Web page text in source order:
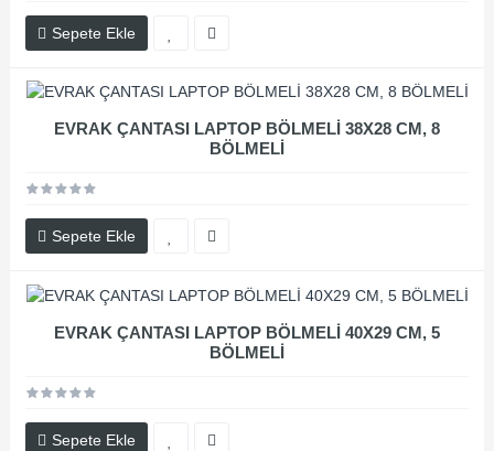
Sepete Ekle
EVRAK ÇANTASI LAPTOP BÖLMELİ 38X28 CM, 8
BÖLMELİ
Sepete Ekle
EVRAK ÇANTASI LAPTOP BÖLMELİ 40X29 CM, 5
BÖLMELİ
Sepete Ekle